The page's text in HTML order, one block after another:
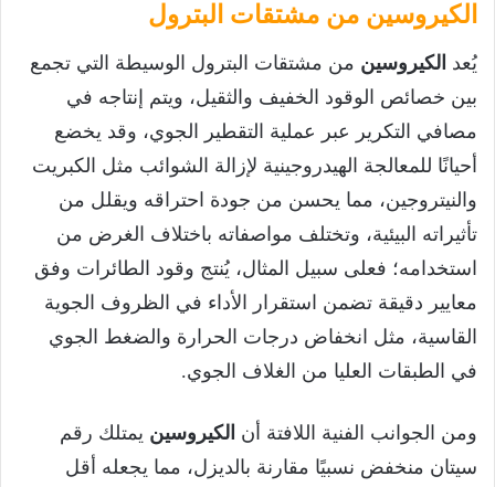
الكيروسين من مشتقات البترول
يُعد الكيروسين من مشتقات البترول الوسيطة التي تجمع
بين خصائص الوقود الخفيف والثقيل، ويتم إنتاجه في
مصافي التكرير عبر عملية التقطير الجوي، وقد يخضع
أحيانًا للمعالجة الهيدروجينية لإزالة الشوائب مثل الكبريت
والنيتروجين، مما يحسن من جودة احتراقه ويقلل من
تأثيراته البيئية، وتختلف مواصفاته باختلاف الغرض من
استخدامه؛ فعلى سبيل المثال، يُنتج وقود الطائرات وفق
معايير دقيقة تضمن استقرار الأداء في الظروف الجوية
القاسية، مثل انخفاض درجات الحرارة والضغط الجوي
في الطبقات العليا من الغلاف الجوي.
ومن الجوانب الفنية اللافتة أن الكيروسين يمتلك رقم
سيتان منخفض نسبيًا مقارنة بالديزل، مما يجعله أقل